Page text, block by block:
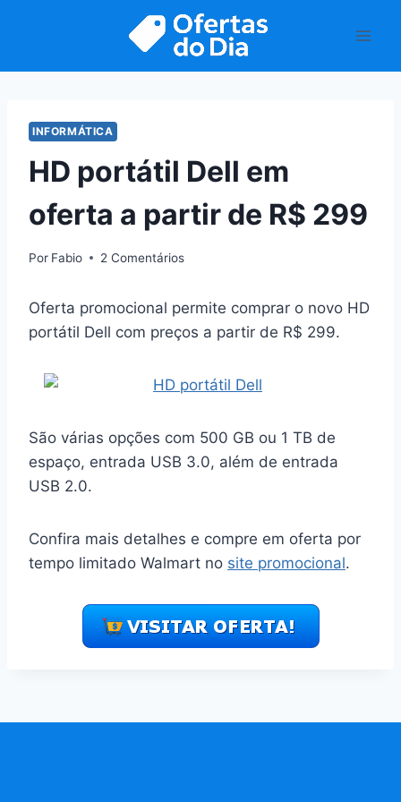
INFORMÁTICA
HD portátil Dell em
oferta a partir de R$ 299
Por Fabio 2 Comentários
Oferta promocional permite comprar o novo HD
portátil Dell com preços a partir de R$ 299.
São várias opções com 500 GB ou 1 TB de
espaço, entrada USB 3.0, além de entrada
USB 2.0.
Confira mais detalhes e compre em oferta por
tempo limitado Walmart no site promocional.